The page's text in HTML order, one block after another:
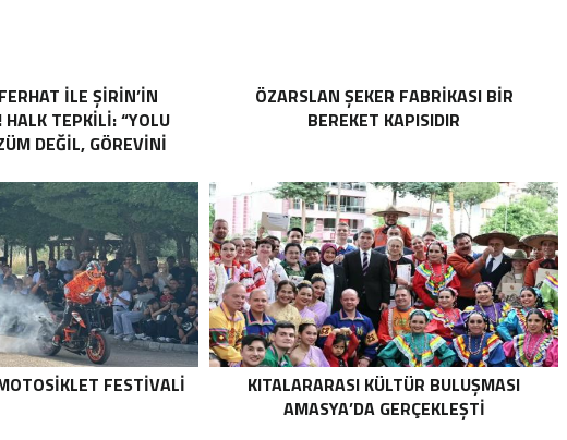
İLE ŞİRİN’İN
HALK TEPKİLİ: “YOLU
DEĞİL, GÖREVİNİ
ÖZARSLAN ŞEKER FABRİKASI BİR
BEREKET KAPISIDIR
FESTIVALI
KITALARARASI KÜLTÜR BULUŞMASI
AMASYA’DA GERÇEKLEŞTI